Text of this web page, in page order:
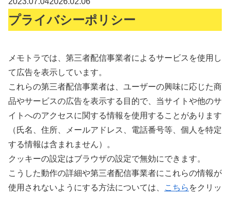
プライバシーポリシー
メモトラでは、第三者配信事業者によるサービスを使用し
て広告を表示しています。
これらの第三者配信事業者は、ユーザーの興味に応じた商
品やサービスの広告を表示する目的で、当サイトや他のサ
イトへのアクセスに関する情報を使用することがあります
（氏名、住所、メールアドレス、電話番号等、個人を特定
する情報は含まれません）。
クッキーの設定はブラウザの設定で無効にできます。
こうした動作の詳細や第三者配信事業者にこれらの情報が
使用されないようにする方法については、
こちら をクリッ